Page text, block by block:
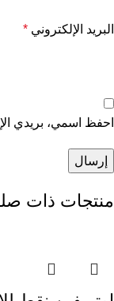
البريد الإلكتروني *
احفظ اسمي، بريدي
منتجات ذات